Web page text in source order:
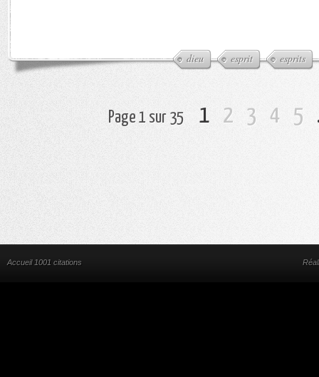
dieu esprit esprits
Page 1 sur 35 1 2 3 4 5
Accueil 1001 citations